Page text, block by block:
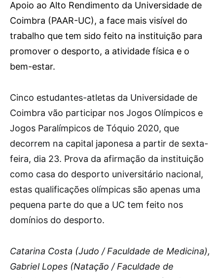
Apoio ao Alto Rendimento da Universidade de
Coimbra (PAAR-UC), a face mais visível do
trabalho que tem sido feito na instituição para
promover o desporto, a atividade física e o
bem-estar.
Cinco estudantes-atletas da Universidade de
Coimbra vão participar nos Jogos Olímpicos e
Jogos Paralímpicos de Tóquio 2020, que
decorrem na capital japonesa a partir de sexta-
feira, dia 23. Prova da afirmação da instituição
como casa do desporto universitário nacional,
estas qualificações olímpicas são apenas uma
pequena parte do que a UC tem feito nos
domínios do desporto.
Catarina Costa (Judo / Faculdade de Medicina),
Gabriel Lopes (Natação / Faculdade de